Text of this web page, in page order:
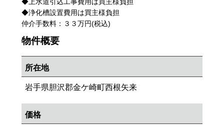
◆浄化槽設置費用は買主様負担
仲介手数料：３３万円(税込)
物件概要
所在地
岩手県胆沢郡金ケ崎町西根矢来
価格